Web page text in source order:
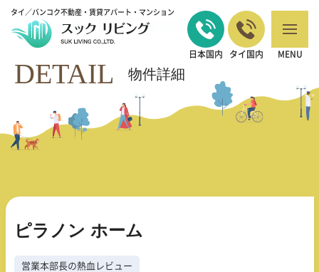
タイ／バンコク不動産・賃貸アパート・マンション
日本国内 タイ国内 MENU
バンコクの不動産・賃貸 TOP >営業本部長の熱血レビュー>ピラノン ホー
ム
DETAIL 物件詳細
ピラノン ホーム
営業本部長の熱血レビュー